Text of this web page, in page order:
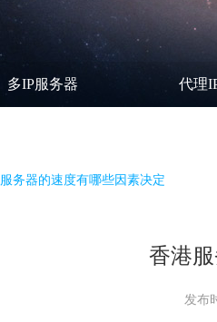
多IP服务器 代理
务器的速度有哪些因素决定
香港
发布